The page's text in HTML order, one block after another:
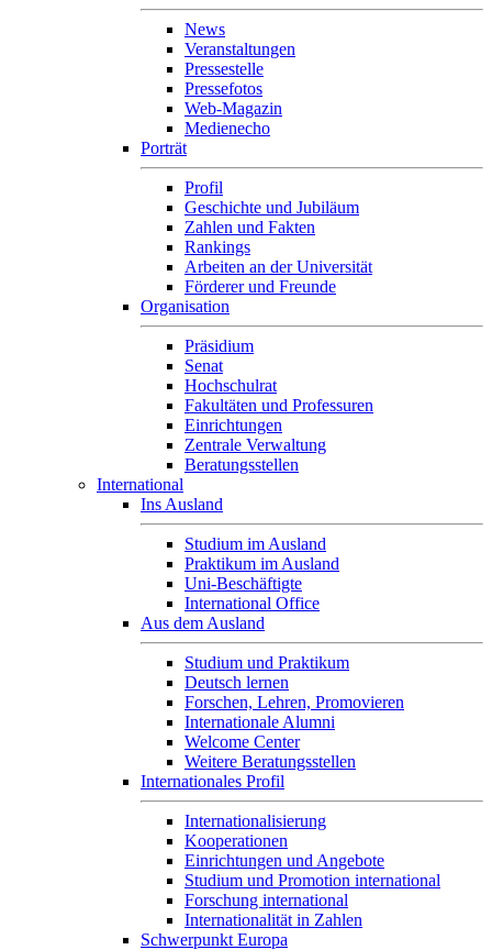
News
Veranstaltungen
Pressestelle
Pressefotos
Web-Magazin
Medienecho
Porträt
Profil
Geschichte und Jubiläum
Zahlen und Fakten
Rankings
Arbeiten an der Universität
Förderer und Freunde
Organisation
Präsidium
Senat
Hochschulrat
Fakultäten und Professuren
Einrichtungen
Zentrale Verwaltung
Beratungsstellen
International
Ins Ausland
Studium im Ausland
Praktikum im Ausland
Uni-Beschäftigte
International Office
Aus dem Ausland
Studium und Praktikum
Deutsch lernen
Forschen, Lehren, Promovieren
Internationale Alumni
Welcome Center
Weitere Beratungsstellen
Internationales Profil
Internationalisierung
Kooperationen
Einrichtungen und Angebote
Studium und Promotion international
Forschung international
Internationalität in Zahlen
Schwerpunkt Europa